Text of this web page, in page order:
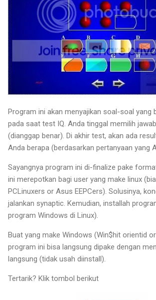
Program ini akan menyajikan soal-soal yang
pada saat test IQ. Anda tinggal memilih
(dianggap benar). Di akhir test, akan ada
Anda berapa (berdasarkan pertanyaan yang
Sayangnya program ini di-finalize pake
ini merepotkan bagi user yang make linux
PCLinuxers or Asus EEPCers). Solusinya,
jalankan synaptic. Kemudian, installah
program Windows di Linux).
Buat yang make Windows (Win$hit orientid
program ini bisa langsung dipake dengan
langsung (tidak usah diinstall).
Tertarik? Klik tombol berikut